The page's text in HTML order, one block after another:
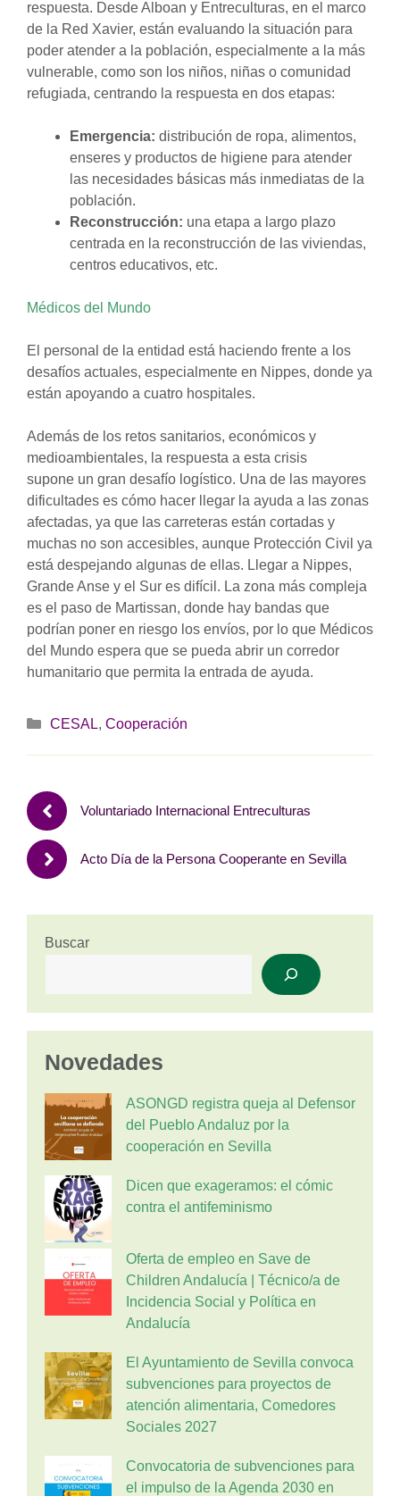
respuesta. Desde Alboan y Entreculturas, en el marco
de la Red Xavier, están evaluando la situación para
poder atender a la población, especialmente a la más
vulnerable, como son los niños, niñas o comunidad
refugiada, centrando la respuesta en dos etapas:
Emergencia: distribución de ropa, alimentos,
enseres y productos de higiene para atender
las necesidades básicas más inmediatas de la
población.
Reconstrucción: una etapa a largo plazo
centrada en la reconstrucción de las viviendas,
centros educativos, etc.
Médicos del Mundo
El personal de la entidad está haciendo frente a los
desafíos actuales, especialmente en Nippes, donde ya
están apoyando a cuatro hospitales.
Además de los retos sanitarios, económicos y
medioambientales, la respuesta a esta crisis
supone un gran desafío logístico. Una de las mayores
dificultades es cómo hacer llegar la ayuda a las zonas
afectadas, ya que las carreteras están cortadas y
muchas no son accesibles, aunque Protección Civil ya
está despejando algunas de ellas. Llegar a Nippes,
Grande Anse y el Sur es difícil. La zona más compleja
es el paso de Martissan, donde hay bandas que
podrían poner en riesgo los envíos, por lo que Médicos
del Mundo espera que se pueda abrir un corredor
humanitario que permita la entrada de ayuda.
Categorías
CESAL, Cooperación
Voluntariado Internacional Entreculturas
Acto Día de la Persona Cooperante en Sevilla
Buscar
Novedades
ASONGD registra queja al Defensor
del Pueblo Andaluz por la
cooperación en Sevilla
Dicen que exageramos: el cómic
contra el antifeminismo
Oferta de empleo en Save de
Children Andalucía | Técnico/a de
Incidencia Social y Política en
Andalucía
El Ayuntamiento de Sevilla convoca
subvenciones para proyectos de
atención alimentaria, Comedores
Sociales 2027
Convocatoria de subvenciones para
el impulso de la Agenda 2030 en